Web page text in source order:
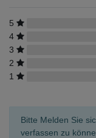
5
4
3
2
1
Bitte Melden Sie
verfassen zu